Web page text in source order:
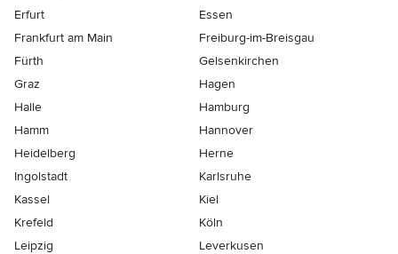
Erfurt
Essen
Frankfurt am Main
Freiburg-im-Breisgau
Fürth
Gelsenkirchen
Graz
Hagen
Halle
Hamburg
Hamm
Hannover
Heidelberg
Herne
Ingolstadt
Karlsruhe
Kassel
Kiel
Krefeld
Köln
Leipzig
Leverkusen